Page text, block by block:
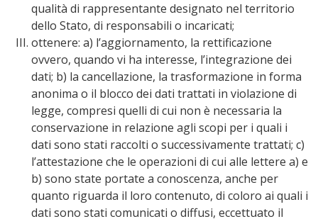
qualità di rappresentante designato nel territorio
dello Stato, di responsabili o incaricati;
ottenere: a) l’aggiornamento, la rettificazione
ovvero, quando vi ha interesse, l’integrazione dei
dati; b) la cancellazione, la trasformazione in forma
anonima o il blocco dei dati trattati in violazione di
legge, compresi quelli di cui non è necessaria la
conservazione in relazione agli scopi per i quali i
dati sono stati raccolti o successivamente trattati; c)
l’attestazione che le operazioni di cui alle lettere a) e
b) sono state portate a conoscenza, anche per
quanto riguarda il loro contenuto, di coloro ai quali i
dati sono stati comunicati o diffusi, eccettuato il